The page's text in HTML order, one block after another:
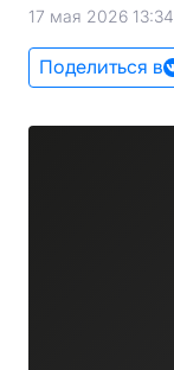
17 мая 2026 13:34
Поделиться в